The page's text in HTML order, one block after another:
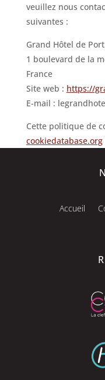
veuillez nous
suivantes :
Grand Hôtel de
1 boulevard de la
France
Site web : https://
E-mail :
Cette politique de
cookiedatabase.org
Accueil